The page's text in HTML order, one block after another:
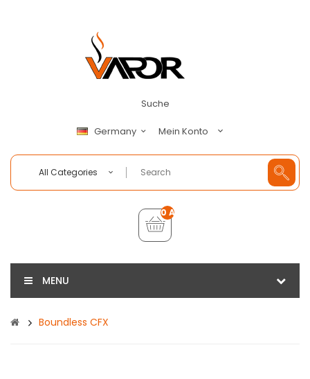
Suche
Germany Mein Konto
All Categories
0 Artikel - €0,00
MENU
Boundless CFX